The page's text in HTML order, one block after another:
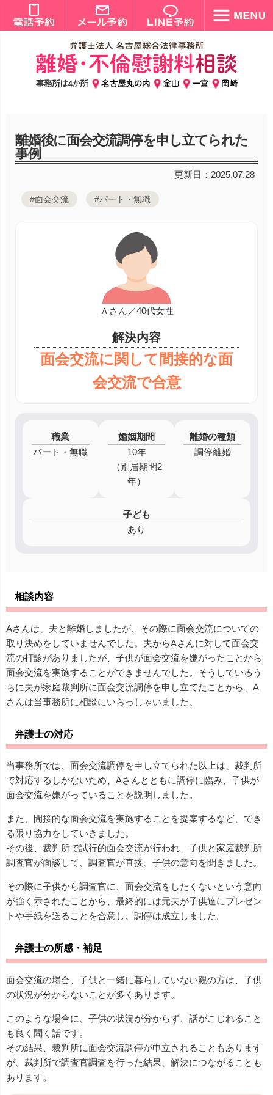
事務所は4か所 名古屋丸の内 金山 一宮 岡崎
離婚後に面会交流調停を申し立てられた
事例
更新日：2025.07.28
#面会交流 #パート・無職
Ａさん／40代女性
解決内容
面会交流に関して間接的な面
会交流で合意
職業
パート・無職
婚姻期間
10年
（別居期間2
年）
離婚の種類
調停離婚
子ども
あり
相談内容
Aさんは、夫と離婚しましたが、その際に面会交流についての
取り決めをしていませんでした。夫からAさんに対して面会交
流の打診がありましたが、子供が面会交流を嫌がったことから
面会交流を実施することができませんでした。そうしているう
ちに夫が家庭裁判所に面会交流調停を申し立てたことから、A
さんは当事務所に相談にいらっしゃいました。
弁護士の対応
当事務所では、面会交流調停を申し立てられた以上は、裁判所
で対応するしかないため、Aさんとともに調停に臨み、子供が
面会交流を嫌がっていることを説明しました。
また、間接的な面会交流を実施することを提案するなど、でき
る限り協力をしていきました。
その後、裁判所で試行的面会交流が行われ、子供と家庭裁判所
調査官が面談して、調査官が直接、子供の意向を聞きました。
その際に子供から調査官に、面会交流をしたくないという意向
が強く示されたことから、最終的には元夫が子供達にプレゼン
トや手紙を送ることを合意し、調停は成立しました。
弁護士の所感・補足
面会交流の場合、子供と一緒に暮らしていない親の方は、子供
の状況が分からないことが多くあります。
このような場合に、子供の状況が分からず、話がこじれること
も良く聞く話です。
その結果、裁判所に面会交流調停が申立されることもあります
が、裁判所で調査官調査を行った結果、解決につながることも
あります。